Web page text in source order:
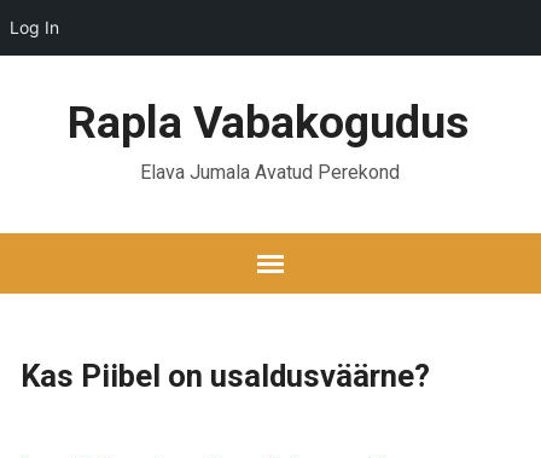
Log In
Rapla Vabakogudus
Elava Jumala Avatud Perekond
Kas Piibel on usaldusväärne?